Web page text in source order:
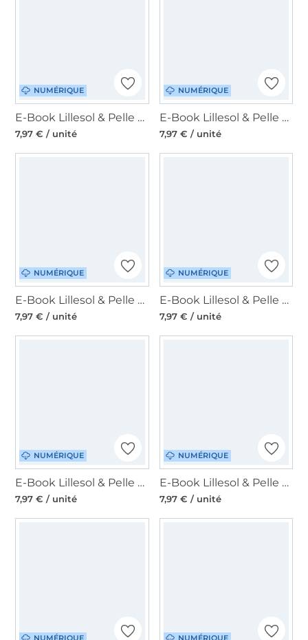
NUMÉRIQUE
E-Book Lillesol & Pelle Biesenkleid Laurelia, en allemand
7,97 € / unité
NUMÉRIQUE
E-Book Lillesol & Pelle Jumpsuit, en allemand
7,97 € / unité
NUMÉRIQUE
E-Book Lillesol & Pelle Tapered Hose Paula, en allemand
7,97 € / unité
NUMÉRIQUE
E-Book Lillesol & Pelle Carsual Sweater, en allemand
7,97 € / unité
NUMÉRIQUE
E-Book Lillesol & Pelle Button Damenkleid Magnolia, en allemand
7,97 € / unité
NUMÉRIQUE
E-Book Lillesol & Pelle Oversize-Hoodie, en allemand
7,97 € / unité
NUMÉRIQUE NUMÉRIQUE